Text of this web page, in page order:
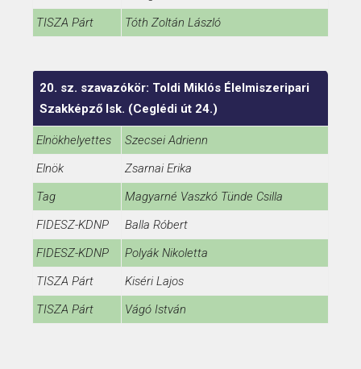
TISZA Párt
Tóth Zoltán László
20. sz. szavazókör: Toldi Miklós Élelmiszeripari
Szakképző Isk. (Ceglédi út 24.)
Elnökhelyettes
Szecsei Adrienn
Elnök
Zsarnai Erika
Tag
Magyarné Vaszkó Tünde Csilla
FIDESZ-KDNP
Balla Róbert
FIDESZ-KDNP
Polyák Nikoletta
TISZA Párt
Kiséri Lajos
TISZA Párt
Vágó István